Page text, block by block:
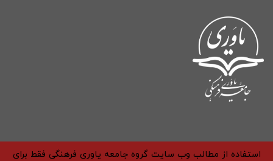
استفاده از مطالب وب سایت گروه جامعه یاوری فرهنگی فقط برای